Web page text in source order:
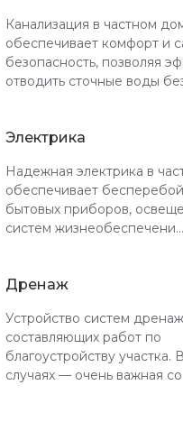
Канализация в частном
обеспечивает комфорт и
безопасность, позволяя
отводить сточные воды
Электрика
Надежная электрика в
обеспечивает
бытовых приборов,
систем жизнеобеспечени...
Дренаж
Устройство систем
составляющих работ по
благоустройству участка.
случаях — очень важная